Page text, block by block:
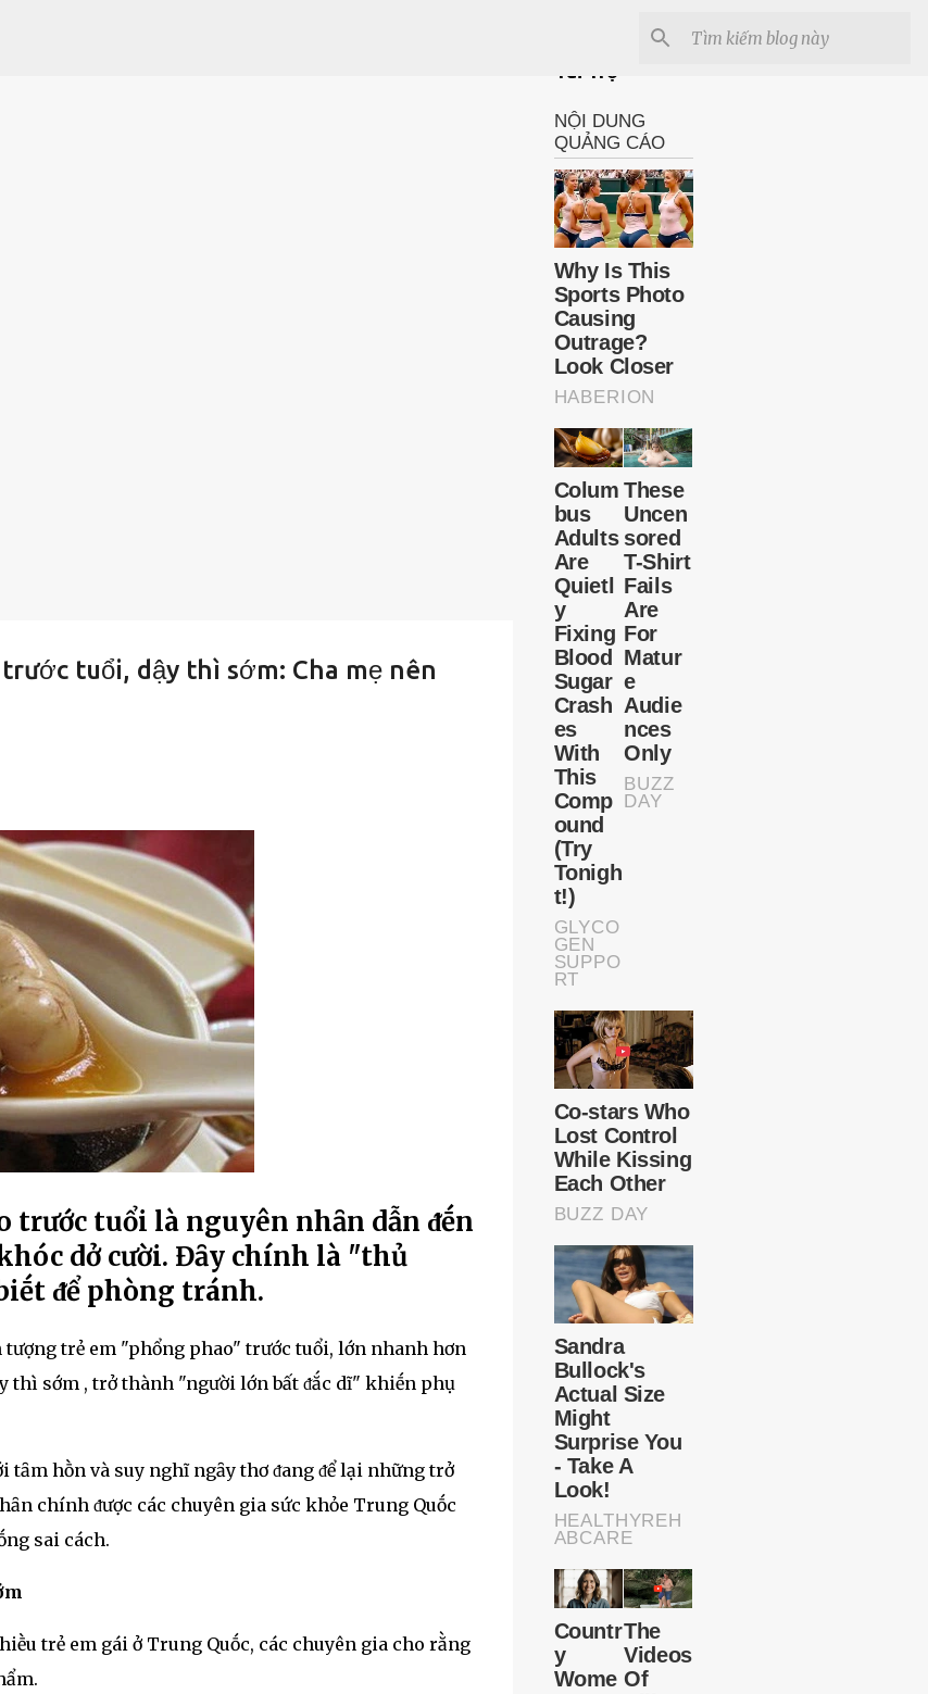
tuổi, dậy thì sớm: Cha mẹ nên
trước tuổi là nguyên nhȃn dẫn ᵭḗn
dở cười. Đȃy chính là "thủ
ᵭể phòng tránh.
trẻ em "phổng phao" trước tuổi, lớn nhanh hơn
thì sớm , trở thành "người lớn bất ᵭắc dĩ" khiḗn phụ
hṑn và suy nghĩ ngȃy thơ ᵭang ᵭể lại những trở
chính ᵭược các chuyên gia sức khỏe Trung Quṓc
sai cách.
trẻ em gái ở Trung Quṓc, các chuyên gia cho rằng
Tài Trợ